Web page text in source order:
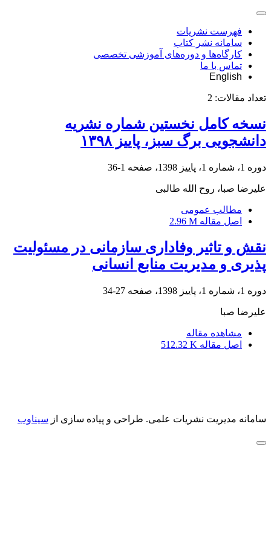
فهرست نشریات
سامانه نشر کتاب
کارگاه‌ها و دوره‌های آموزشی تخصصی
تماس با ما
English
تعداد مقالات: 2
نسخه کامل نخستین شماره نشریه
دانشجویی برگ سبز، پاییز ۱۳۹۸
دوره 1، شماره 1، پاییز 1398، صفحه 1-36
علیرضا صبا، روح الله طالبی
مطالب عمومی
اصل مقاله 2.96 M
نقش و تاثیر وفاداری سازمانی در مسئولیت
پذیری و مدیریت منابع انسانی
دوره 1، شماره 1، پاییز 1398، صفحه 27-34
علیرضا صبا
مشاهده مقاله
اصل مقاله 512.32 K
سامانه مدیریت نشریات علمی. طراحی و پیاده سازی از سیناوب